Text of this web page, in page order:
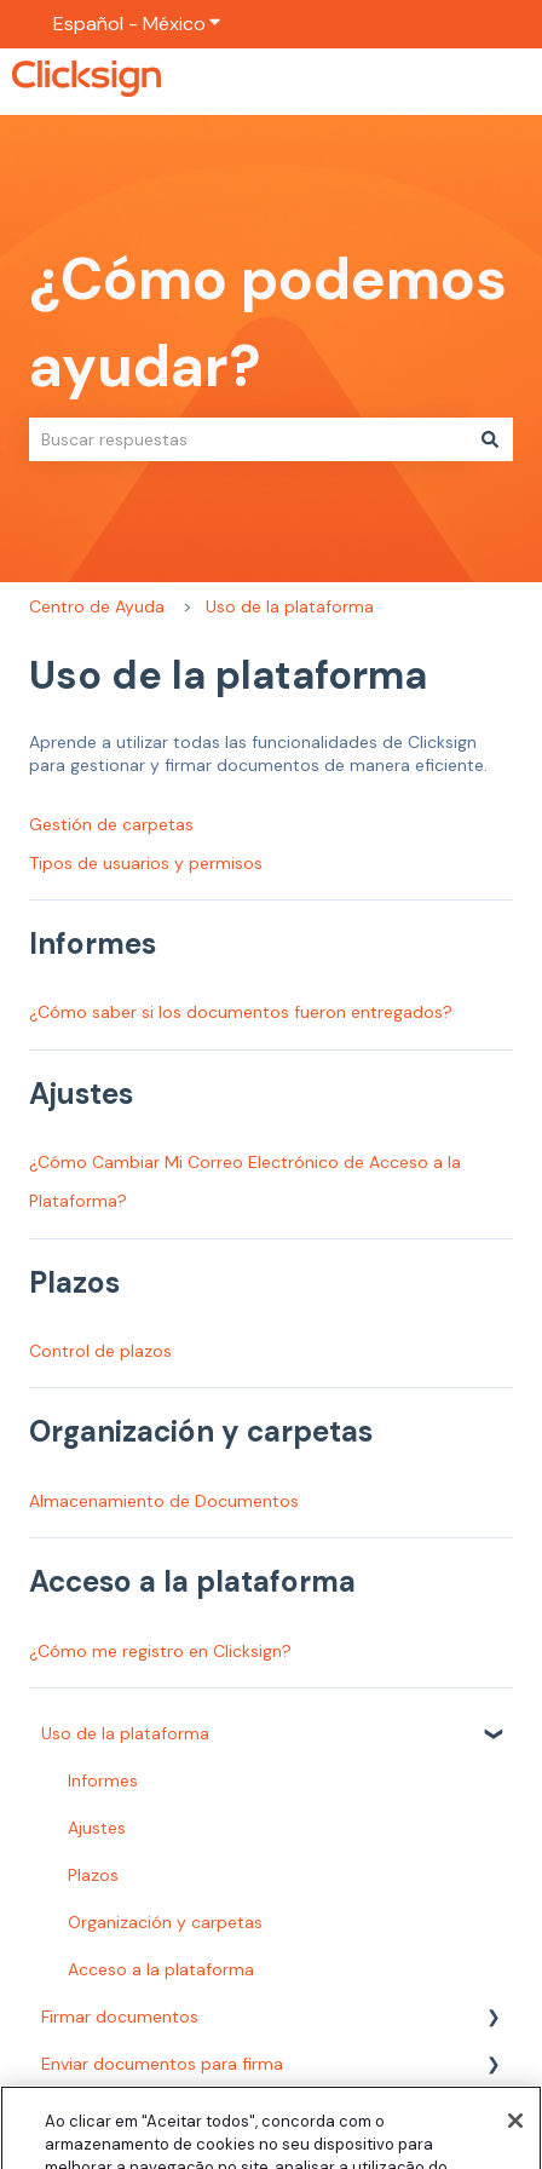
Español - MéxicoTraducciones de Mostrar submenú
¿Cómo podemos
ayudar?
Centro de Ayuda Uso de la plataforma
Uso de la plataforma
Aprende a utilizar todas las funcionalidades de Clicksign
para gestionar y firmar documentos de manera eficiente.
Gestión de carpetas
Tipos de usuarios y permisos
Informes
¿Cómo saber si los documentos fueron entregados?
Ajustes
¿Cómo Cambiar Mi Correo Electrónico de Acceso a la
Plataforma?
Plazos
Control de plazos
Organización y carpetas
Almacenamiento de Documentos
Acceso a la plataforma
¿Cómo me registro en Clicksign?
Uso de la plataforma
Informes
Ajustes
Plazos
Organización y carpetas
Acceso a la plataforma
Firmar documentos
¿Cómo firmar?
Enviar documentos para firma
Autenticaciones
Ajustes
Validez jurídica
Validar documentos
Ao clicar em "Aceitar todos", concorda com o
armazenamento de cookies no seu dispositivo para